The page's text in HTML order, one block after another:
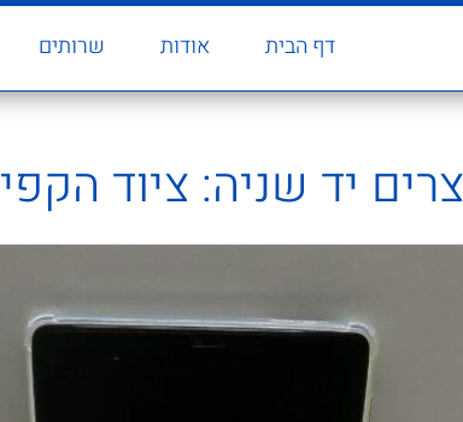
דף הבית אודות שרותים
יד שניה: ציוד הקפי